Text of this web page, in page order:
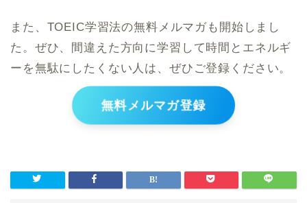
また、TOEIC学習法の無料メルマガも開始しまし
た。ぜひ、間違えた方向に学習して時間とエネルギ
ーを無駄にしたくない人は、ぜひご登録ください。
無料メルマガ登録